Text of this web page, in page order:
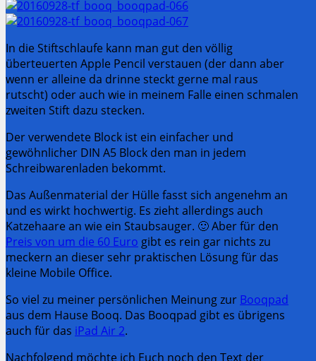
In die Stiftschlaufe kann man gut den völlig
überteuerten Apple Pencil verstauen (der dann aber
wenn er alleine da drinne steckt gerne mal raus
rutscht) oder auch wie in meinem Falle einen schmalen
zweiten Stift dazu stecken.
Der verwendete Block ist ein einfacher und
gewöhnlicher DIN A5 Block den man in jedem
Schreibwarenladen bekommt.
Das Außenmaterial der Hülle fasst sich angenehm an
und es wirkt hochwertig. Es zieht allerdings auch
Katzehaare an wie ein Staubsauger. 🙂 Aber für den
Preis von um die 60 Euro gibt es rein gar nichts zu
meckern an dieser sehr praktischen Lösung für das
kleine Mobile Office.
So viel zu meiner persönlichen Meinung zur Booqpad
aus dem Hause Booq. Das Booqpad gibt es übrigens
auch für das iPad Air 2.
Nachfolgend möchte ich Euch noch den Text der